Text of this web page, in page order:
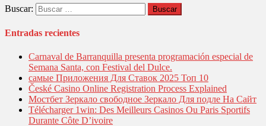
Buscar:
Entradas recientes
Carnaval de Barranquilla presenta programación especial de
Semana Santa, con Festival del Dulce.
самые Приложения Для Ставок 2025 Топ 10
České Casino Online Registration Process Explained
Мостбет Зеркало свободное Зеркало Для подле На Сайт
Télécharger 1win: Des Meilleurs Casinos Ou Paris Sportifs
Durante Côte D’ivoire